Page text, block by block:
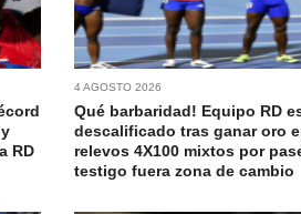
RD
4 AGOSTO 2026
Qué barbaridad! Equipo RD
descalificado tras ganar oro
relevos 4X100 mixtos por
testigo fuera zona de cambio